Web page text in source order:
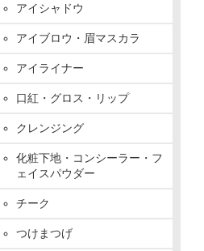
アイシャドウ
アイブロウ・眉マスカラ
アイライナー
口紅・グロス・リップ
クレンジング
化粧下地・コンシーラー・フ
ェイスパウダー
チーク
つけまつげ